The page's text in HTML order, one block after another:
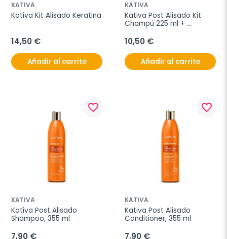
KATIVA
Kativa Kit Alisado Keratina
14,50 €
Añadir al carrito
KATIVA
Kativa Post Alisado Kit
Champú 225 ml +
10,50 €
Añadir al carrito
favorite_border
KATIVA
Kativa Post Alisado
Shampoo, 355 ml
7,90 €
favorite_border
KATIVA
Kativa Post Alisado
Conditioner, 355 ml
7,90 €